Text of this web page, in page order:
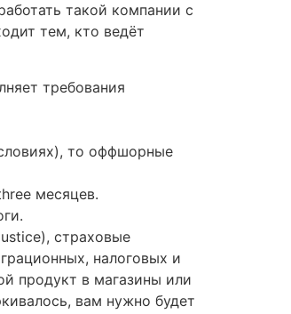
такой компании с
тем, кто ведёт
требования
то оффшорные
месяцев.
страховые
налоговых и
продукт в магазины или
вам нужно будет